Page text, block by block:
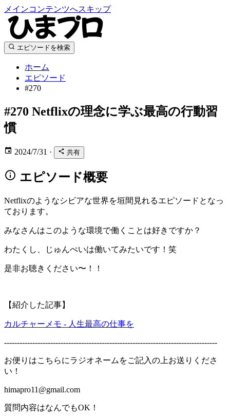
メインコンテンツへスキップ
エピソードを検索
ホーム
エピソード
#270
#270 Netflixの理念に学ぶ最高の行動習
慣
2024/7/31 · 共有
エピソード概要
Netflixのようなシビアな世界を垣間見れるエピソードとなっ
ております。
みなさんはこのような環境で働くことは好きですか？
わたくし、じゅんぺいは働いてみたいです！笑
是非お聴きください〜！！
【紹介した記事】
カルチャーメモ - 人生最高の仕事を
-----------------------------------------------------------------------------------
お便りはこちらにラジオネームをご記入の上お送りくださ
い！
himapro11@gmail.com
質問内容はなんでもOK！